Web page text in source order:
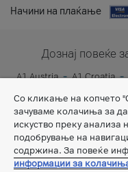
Начини на плаќање
Дознај повеќе
A1 Austria A1 Croatia
A1
Со кликање на копчето
зачуваме колачиња за
искуство преку анализа
подобрување на
содржина. За повеќе
информации за